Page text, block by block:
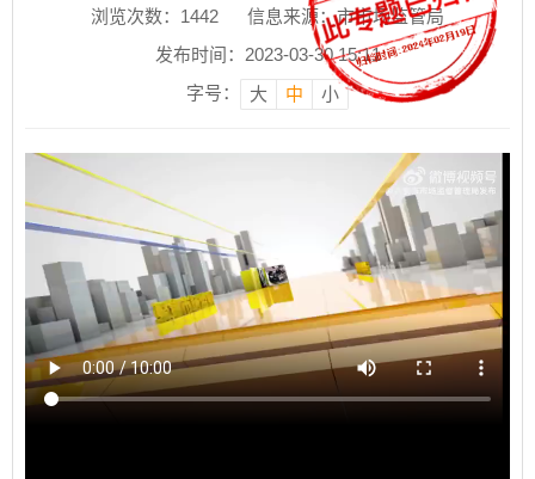
浏览次数： 1442
信息来源：市市场监管局
发布时间：2023-03-30 15:11
字号：
大 中 小